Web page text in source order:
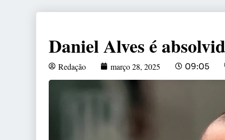
Daniel Alves é
Redação março 28, 2025 09:05